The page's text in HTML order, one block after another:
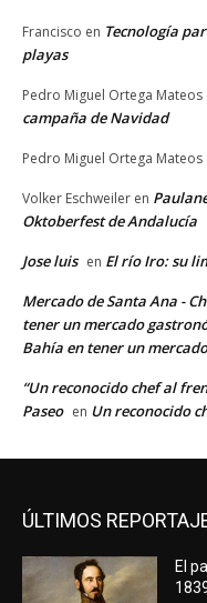
Francisco en Tecnología
playas
Pedro Miguel Ortega Mateos
campaña de Navidad
Pedro Miguel Ortega Mateos
Volker Eschweiler en
Oktoberfest de Andalucía
Jose luis en El río Iro: su
Mercado de Santa Ana -
tener un mercado
Bahía en tener un
“Un reconocido chef al
Paseo en Un reconocido
ÚLTIMOS
El